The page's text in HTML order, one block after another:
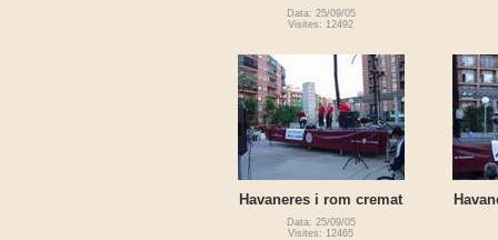
Data: 25/09/05
Visites: 12492
Havaneres i rom cremat
Data: 25/09/05
Visites: 12465